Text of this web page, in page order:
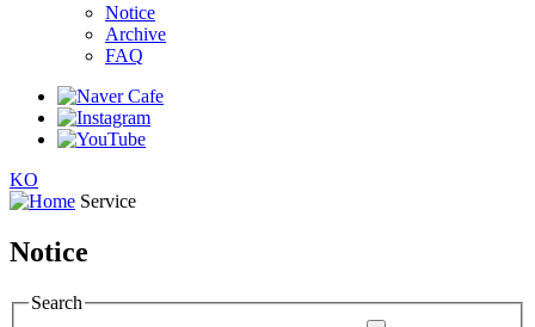
Notice
Archive
FAQ
KO
Service
Notice
Search